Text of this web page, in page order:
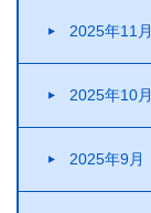
2025年11月
2025年10月
2025年9月